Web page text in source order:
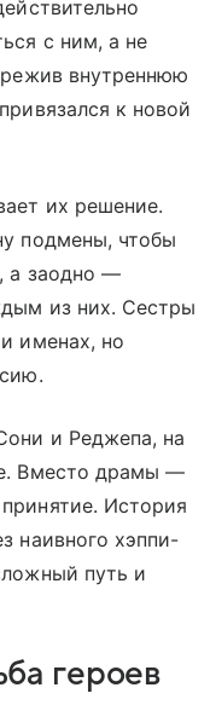
с ним, а не
внутреннюю
к новой
их решение.
подмены, чтобы
а заодно —
из них. Сестры
именах, но
и Реджепа, на
Вместо драмы —
История
наивного хэппи-
путь и
героев